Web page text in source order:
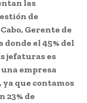
las
de
Gerente de
donde el 45% del
jefaturas es
una empresa
que contamos
23% de